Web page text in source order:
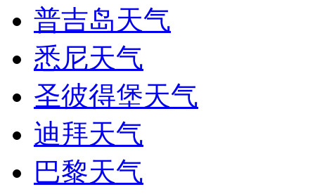
普吉岛天气
悉尼天气
圣彼得堡天气
迪拜天气
巴黎天气